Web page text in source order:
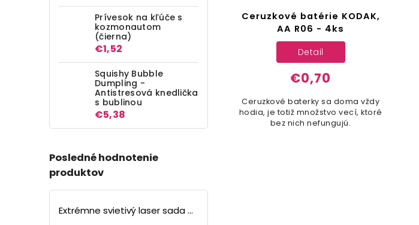
Prívesok na kľúče s
kozmonautom
(čierna)
€1,52
Squishy Bubble
Dumpling -
Antistresová knedlička
s bublinou
€5,38
Posledné hodnotenie
produktov
Extrémne svietivý laser sada + 4 nástavce
Batéria AAA R03 - 4ks
€0,70
Detail
Ceruzkové baterky sa doma vždy
hodia, je totiž množstvo vecí, ktoré
bez nich nefungujú.
Ceruzkové batérie KODAK,
AA R06 - 4ks
€0,70
Detail
Ceruzkové baterky sa doma vždy
hodia, je totiž množstvo vecí, ktoré
bez nich nefungujú.